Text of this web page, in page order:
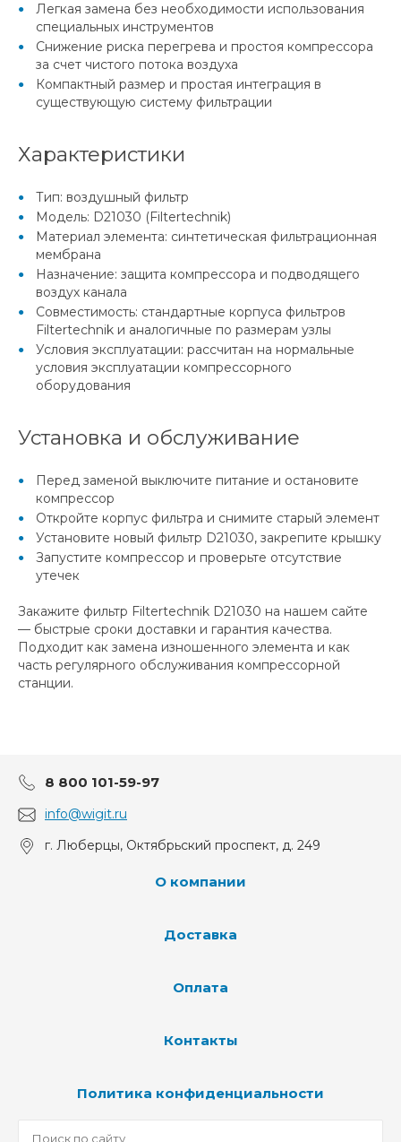
Легкая замена без необходимости использования
специальных инструментов
Снижение риска перегрева и простоя компрессора
за счет чистого потока воздуха
Компактный размер и простая интеграция в
существующую систему фильтрации
Характеристики
Тип: воздушный фильтр
Модель: D21030 (Filtertechnik)
Материал элемента: синтетическая фильтрационная
мембрана
Назначение: защита компрессора и подводящего
воздух канала
Совместимость: стандартные корпуса фильтров
Filtertechnik и аналогичные по размерам узлы
Условия эксплуатации: рассчитан на нормальные
условия эксплуатации компрессорного
оборудования
Установка и обслуживание
Перед заменой выключите питание и остановите
компрессор
Откройте корпус фильтра и снимите старый элемент
Установите новый фильтр D21030, закрепите крышку
Запустите компрессор и проверьте отсутствие
утечек
Закажите фильтр Filtertechnik D21030 на нашем сайте
— быстрые сроки доставки и гарантия качества.
Подходит как замена изношенного элемента и как
часть регулярного обслуживания компрессорной
станции.
8 800 101-59-97
info@wigit.ru
г. Люберцы, Октябрьский проспект, д. 249
О компании
Доставка
Оплата
Контакты
Политика конфиденциальности